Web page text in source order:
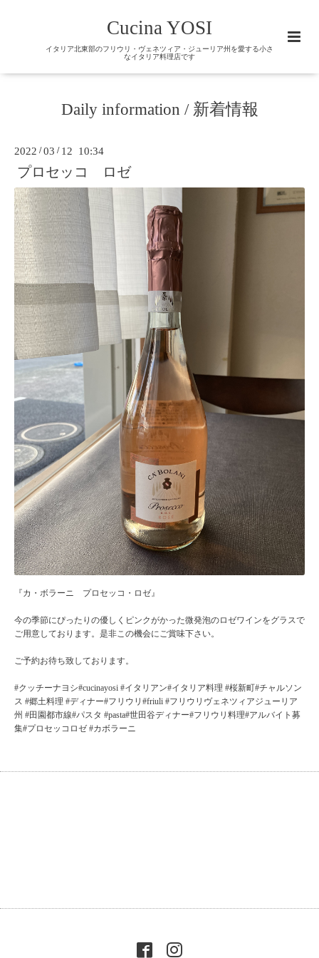
Cucina YOSI
イタリア北東部のフリウリ・ヴェネツィア・ジューリア州を愛する小さ
なイタリア料理店です
Daily information / 新着情報
2022 /03 / 12 10:34
プロセッコ ロゼ
『カ・ボラーニ プロセッコ・ロゼ』
今の季節にぴったりの優しくピンクがかった微発泡のロゼワインをグラスで
ご用意しております。是非この機会にご賞味下さい。
ご予約お待ち致しております。
#クッチーナヨシ#cucinayosi #イタリアン#イタリア料理 #桜新町#チャルソン
ス #郷土料理 #ディナー#フリウリ#friuli #フリウリヴェネツィアジューリア
州 #田園都市線#パスタ #pasta#世田谷ディナー#フリウリ料理#アルバイト募
集#プロセッコロゼ #カボラーニ